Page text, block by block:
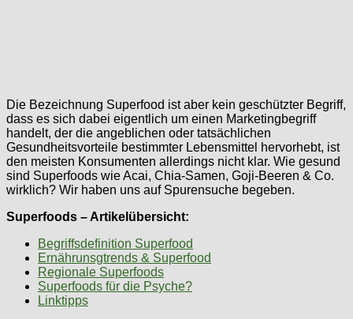
Die Bezeichnung Superfood ist aber kein geschützter Begriff,
dass es sich dabei eigentlich um einen Marketingbegriff
handelt, der die angeblichen oder tatsächlichen
Gesundheitsvorteile bestimmter Lebensmittel hervorhebt, ist
den meisten Konsumenten allerdings nicht klar. Wie gesund
sind Superfoods wie Acai, Chia-Samen, Goji-Beeren & Co.
wirklich? Wir haben uns auf Spurensuche begeben.
Superfoods – Artikelübersicht:
Begriffsdefinition Superfood
Ernährunsgtrends & Superfood
Regionale Superfoods
Superfoods für die Psyche?
Linktipps